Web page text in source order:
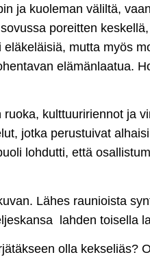
ja kuoleman väliltä,
poreitten
mutta myös
elämänlaatua.
kulttuuririennot ja
jotka perustuivat
lohdutti, että
Lähes raunioista
lahden toisella
olla kekseliäs?